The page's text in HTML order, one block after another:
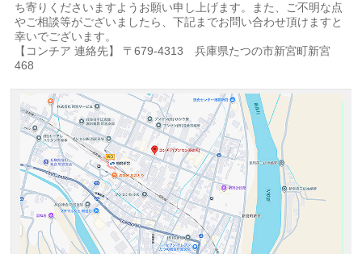
ち寄りくださいますようお願い申し上げます。また、ご不明な点
やご相談等がございましたら、下記までお問い合わせ頂けますと
幸いでございます。
【コンチア 連絡先】 〒679-4313 兵庫県たつの市新宮町新宮
468